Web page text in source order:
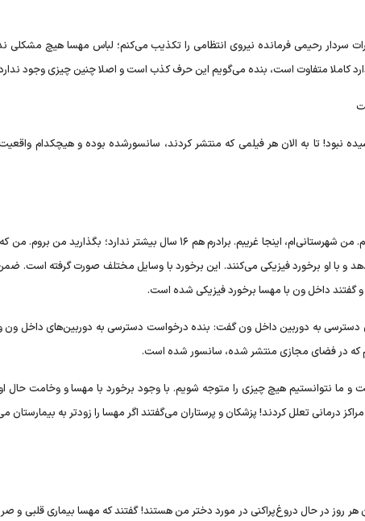
بنده صراحتا همه اظهارات سردار رحیمی فرمانده نیروی انتظامی را تکذیب می‌کنم؛ لباس مهسا هیچ
کاملا متفاوت است، بنده می‌گویم این حرف کذب است و اصلا چنین چیزی وجود
به اندازه مهسا پوشیده نبود! تا به الان هر فیلمی که منتشر کردند، سانسورشده بوده و هیچکدام
او ادامه داد: مهسا به ماموران گفته بود تو را خدا بگذارید من بروم. من شهرستانی‌ام، اینجا غریبم. برادرم هم ۱۶ سال بیشتر ندارد؛
با او برخورد فیزیکی می‌کنند. این برخورد با وسایل مختلف صورت گرفته است. ضمن
گفتند داخل ون با مهسا برخورد فیزیکی شده است.
به دوربین داخل ون گفت: بنده درخواست دسترسی به دوربین‌های داخل ون
هم که در فضای مجازی منتشر شده، سانسور شده است.
ما نتوانستیم هیچ چیزی را متوجه شویم. با وجود برخورد با مهسا و وخامت حال
درمانی تعلل کردند! پزشکان و پرستاران می‌گفتند اگر مهسا را زودتر به بیمارستان
روز در حال دروغ‌پراکنی در مورد دختر من هستند! گفتند که مهسا بیماری قلبی و